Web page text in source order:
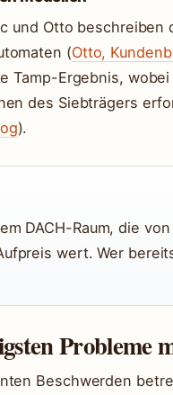
und Otto
(Otto,
Tamp-Ergebnis,
des Siebträgers
).
DACH-Raum, die
wert. Wer
Probleme
Beschwerden